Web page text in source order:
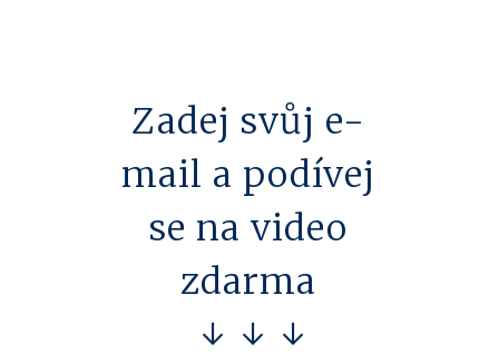
Zadej svůj e-
mail a podívej
se na video
zdarma
↓ ↓ ↓